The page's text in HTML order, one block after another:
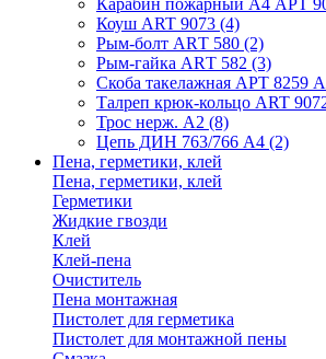
Карабин пожарный А4 АРТ
Коуш ART 9073 (4)
Рым-болт АRТ 580 (2)
Рым-гайка АRТ 582 (3)
Скоба такелажная АРТ 8259
Талреп крюк-кольцо ART
Трос нерж. А2 (8)
Цепь ДИН 763/766 А4 (2)
Пена, герметики, клей
Пена, герметики, клей
Герметики
Жидкие гвозди
Клей
Клей-пена
Очиститель
Пена монтажная
Пистолет для герметика
Пистолет для монтажной пены